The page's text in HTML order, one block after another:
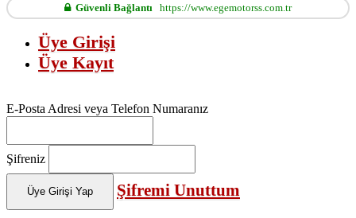
Güvenli Bağlantı https://www.egemotorss.com.tr
Üye Girişi
Üye Kayıt
E-Posta Adresi veya Telefon Numaranız
Şifreniz
Üye Girişi Yap Şifremi Unuttum